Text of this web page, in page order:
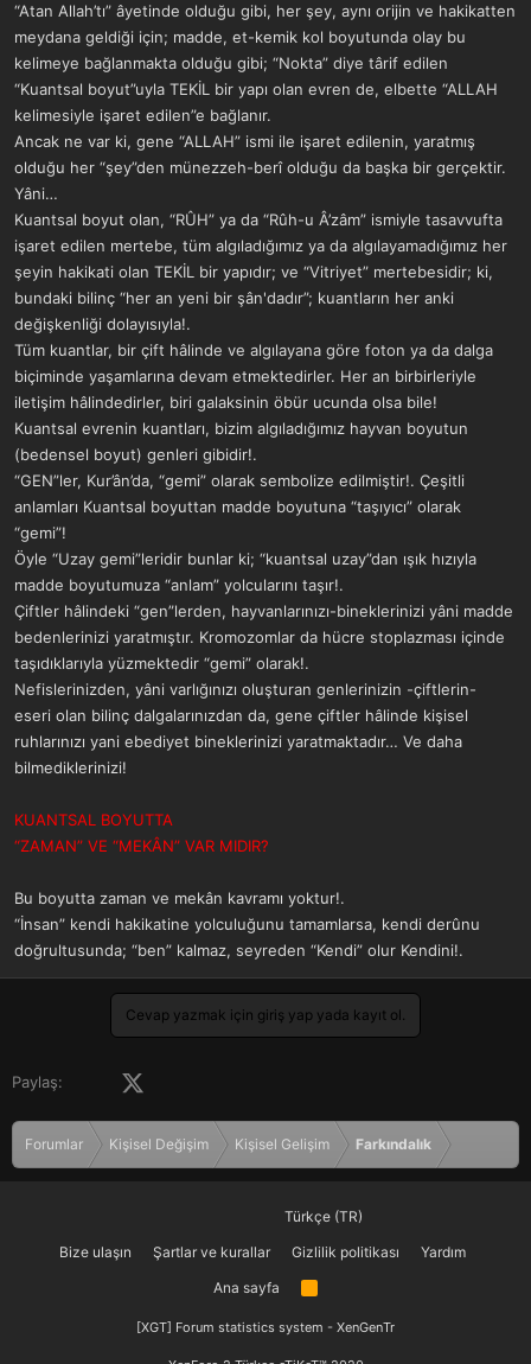
“Atan Allah’tı” âyetinde olduğu gibi, her şey, aynı orijin ve hakikatten
meydana geldiği için; madde, et-kemik kol boyutunda olay bu
kelimeye bağlanmakta olduğu gibi; “Nokta” diye târif edilen
“Kuantsal boyut”uyla TEKİL bir yapı olan evren de, elbette “ALLAH
kelimesiyle işaret edilen”e bağlanır.
Ancak ne var ki, gene “ALLAH” ismi ile işaret edilenin, yaratmış
olduğu her “şey”den münezzeh-berî olduğu da başka bir gerçektir.
Yâni…
Kuantsal boyut olan, “RÛH” ya da “Rûh-u Â’zâm” ismiyle tasavvufta
işaret edilen mertebe, tüm algıladığımız ya da algılayamadığımız her
şeyin hakikati olan TEKİL bir yapıdır; ve “Vitriyet” mertebesidir; ki,
bundaki bilinç “her an yeni bir şân'dadır”; kuantların her anki
değişkenliği dolayısıyla!.
Tüm kuantlar, bir çift hâlinde ve algılayana göre foton ya da dalga
biçiminde yaşamlarına devam etmektedirler. Her an birbirleriyle
iletişim hâlindedirler, biri galaksinin öbür ucunda olsa bile!
Kuantsal evrenin kuantları, bizim algıladığımız hayvan boyutun
(bedensel boyut) genleri gibidir!.
“GEN”ler, Kur’ân’da, “gemi” olarak sembolize edilmiştir!. Çeşitli
anlamları Kuantsal boyuttan madde boyutuna “taşıyıcı” olarak
“gemi”!
Öyle “Uzay gemi”leridir bunlar ki; “kuantsal uzay”dan ışık hızıyla
madde boyutumuza “anlam” yolcularını taşır!.
Çiftler hâlindeki “gen”lerden, hayvanlarınızı-bineklerinizi yâni madde
bedenlerinizi yaratmıştır. Kromozomlar da hücre stoplazması içinde
taşıdıklarıyla yüzmektedir “gemi” olarak!.
Nefislerinizden, yâni varlığınızı oluşturan genlerinizin -çiftlerin-
eseri olan bilinç dalgalarınızdan da, gene çiftler hâlinde kişisel
ruhlarınızı yani ebediyet bineklerinizi yaratmaktadır… Ve daha
bilmediklerinizi!
KUANTSAL BOYUTTA
“ZAMAN” VE “MEKÂN” VAR MIDIR?
Bu boyutta zaman ve mekân kavramı yoktur!.
“İnsan” kendi hakikatine yolculuğunu tamamlarsa, kendi derûnu
doğrultusunda; “ben” kalmaz, seyreden “Kendi” olur Kendini!.
Cevap yazmak için giriş yap yada kayıt ol.
Paylaş: Facebook
Forumlar Kişisel Değişim Kişisel Gelişim Farkındalık
Türkçe (TR)
Bize ulaşın
Şartlar ve kurallar Gizlilik politikası
Yardım
Ana sayfa
R
[XGT] Forum statistics system - XenGenTr